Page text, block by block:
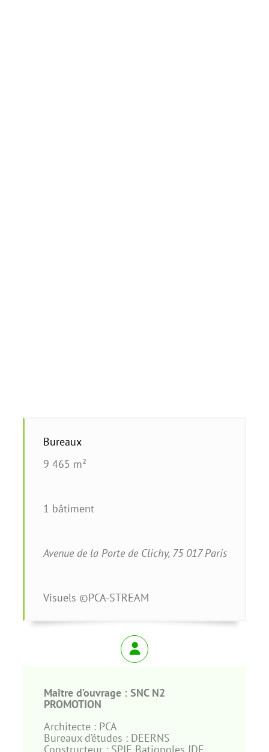
Bureaux
9 465 m²
1 bâtiment
Avenue de la Porte de Clichy, 75 017 Paris
Visuels ©PCA-STREAM
Maître d’ouvrage : SNC N2
PROMOTION
Architecte : PCA
Bureaux d’études : DEERNS